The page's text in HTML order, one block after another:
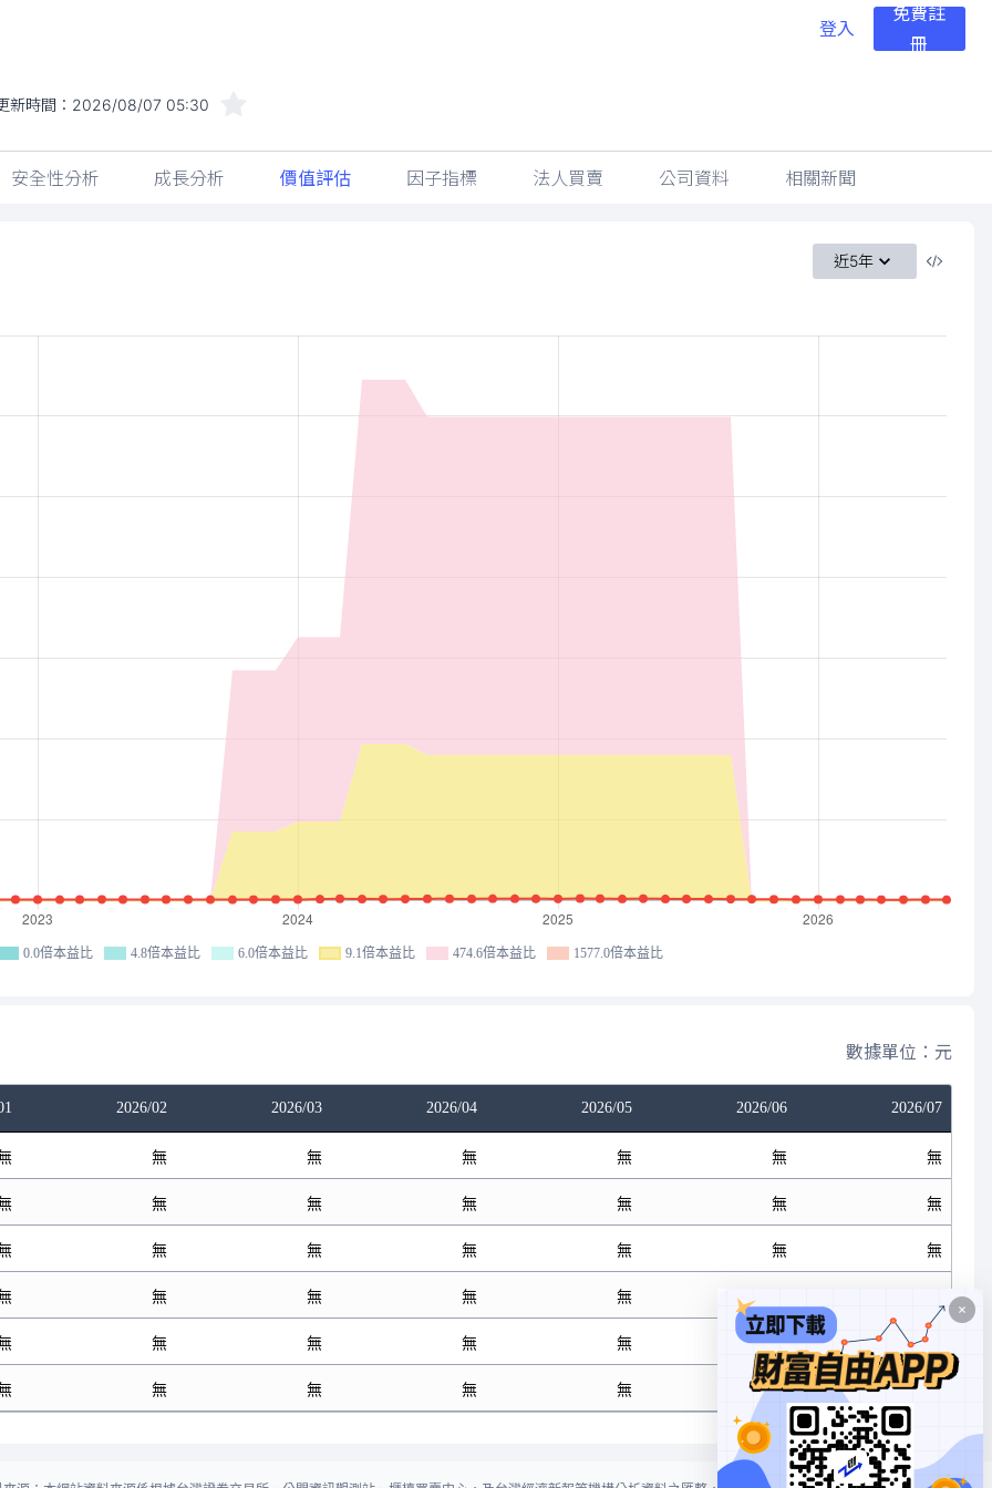
登入
免費註
冊
新時間： 2026/08/07 05:30
安全性分析 成長分析 價值評估 因子指標 法人買賣 公司資料 相關新聞
近5年
0.0倍本益比 4.8倍本益比 6.0倍本益比 9.1倍本益比 474.6倍本益比 1577.0倍本益比
數據單位：元
2026/02 2026/03 2026/04 2026/05 2026/06 2026/07
無 無 無 無 無 無
無 無 無 無 無 無
無 無 無 無 無 無
無 無 無 無
無 無 無 無 無 無
無 無 無 無 無 無